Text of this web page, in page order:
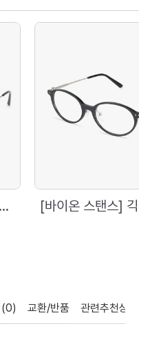
[바이온 스탠스] 원형 울템 안경
(0) 교환/반품 관련추천상품